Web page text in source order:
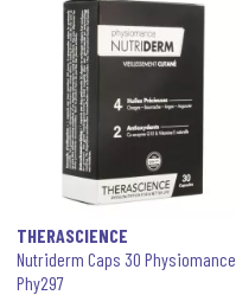
THERASCIENCE
Nutriderm Caps 30 Physiomance
Phy297